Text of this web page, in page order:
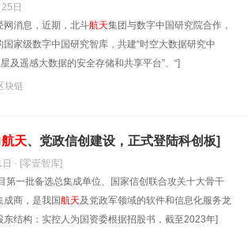
日
网消息，近期，北斗航天集团与数字中国研究院合作，
家级数字中国研究智库，共建“时空大数据研究中
及遥感大数据的安全存储和共享平台”、“]
块链
航天、党政信创建设，正式登陆科创板]
· [零壹智库]
第一批备选总集成单位、国家信创联合攻关十大骨干
成商，是我国航天及党政军领域的软件和信息化服务龙
东结构：实控人为国资委根据招股书，截至2023年]